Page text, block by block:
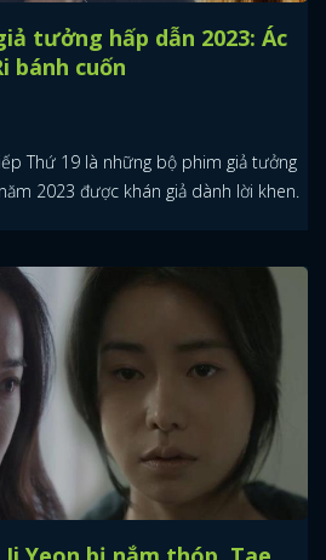
tưởng hấp dẫn 2023: Ác
bánh cuốn
Thứ 19 là những bộ phim giả tưởng
2023 được khán giả dành lời khen.